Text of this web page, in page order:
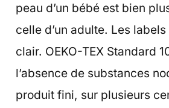
peau d’un bébé est bien
celle d’un adulte. Les
clair. OEKO-TEX Standard
l’absence de substances
produit fini, sur plusieurs